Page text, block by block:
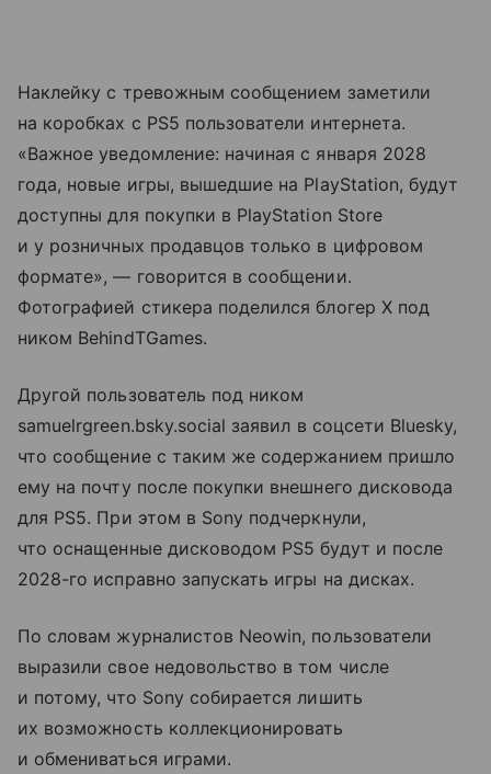
Наклейку с тревожным сообщением заметили
на коробках с PS5 пользователи интернета.
«Важное уведомление: начиная с января 2028
года, новые игры, вышедшие на PlayStation, будут
доступны для покупки в PlayStation Store
и у розничных продавцов только в цифровом
формате», — говорится в сообщении.
Фотографией стикера поделился блогер X под
ником BehindTGames.
Другой пользователь под ником
samuelrgreen.bsky.social заявил в соцсети Bluesky,
что сообщение с таким же содержанием пришло
ему на почту после покупки внешнего дисковода
для PS5. При этом в Sony подчеркнули,
что оснащенные дисководом PS5 будут и после
2028-го исправно запускать игры на дисках.
По словам журналистов Neowin, пользователи
выразили свое недовольство в том числе
и потому, что Sony собирается лишить
их возможность коллекционировать
и обмениваться играми.